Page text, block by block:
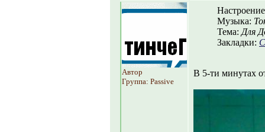
Автор
Группа: Passive
Музыка:
Тема: Для
Закладки:
В 5-ти минутах